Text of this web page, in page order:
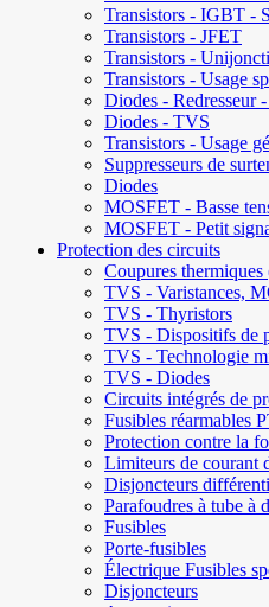
Transistors - IGBT -
Transistors - JFET
Transistors -
Transistors - Usage
Diodes - Redresseur
Diodes - TVS
Transistors - Usage
Suppresseurs de
Diodes
MOSFET - Basse
MOSFET - Petit
Protection des circuits
Coupures
TVS - Varistances,
TVS - Thyristors
TVS - Dispositifs de
TVS - Technologie
TVS - Diodes
Circuits intégrés de
Fusibles réarmables
Protection contre la
Limiteurs de courant
Disjoncteurs
Parafoudres à tube à
Fusibles
Porte-fusibles
Électrique Fusibles
Disjoncteurs